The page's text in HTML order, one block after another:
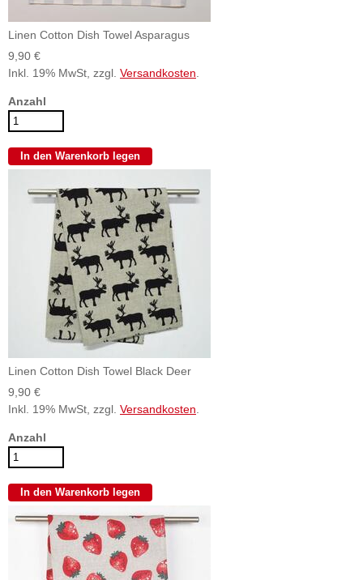
Linen Cotton Dish Towel Asparagus
9,90 €
Inkl. 19% MwSt, zzgl. Versandkosten
Anzahl
Linen Cotton Dish Towel Black Deer
9,90 €
Inkl. 19% MwSt, zzgl. Versandkosten
Anzahl